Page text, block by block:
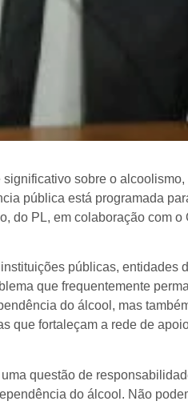
sobre o
pública está programada
do PL, em colaboração com o
públicas, entidades
que frequentemente
do álcool, mas
que fortaleçam a rede de
questão de
do álcool. Não